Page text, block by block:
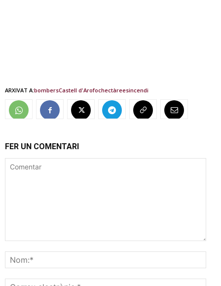
ARXIVAT A:bombersCastell d'Arofochectàreesincendi
FER UN COMENTARI